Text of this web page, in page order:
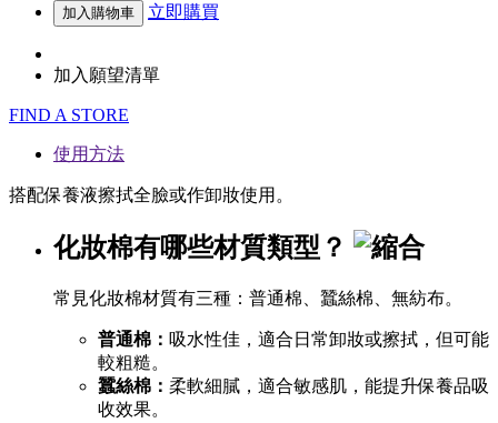
加入購物車 立即購買
加入願望清單
FIND A STORE
使用方法
搭配保養液擦拭全臉或作卸妝使用。
化妝棉有哪些材質類型？
常見化妝棉材質有三種：普通棉、蠶絲棉、無紡布。
普通棉： 吸水性佳，適合日常卸妝或擦拭，但可能
較粗糙。
蠶絲棉： 柔軟細膩，適合敏感肌，能提升保養品吸
收效果。